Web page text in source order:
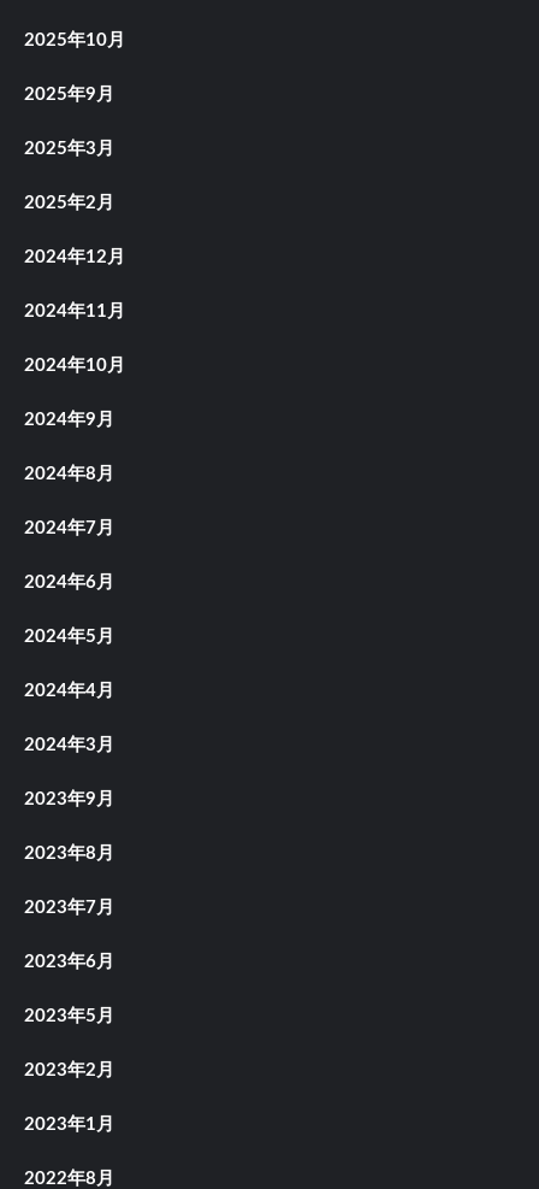
2025年10月
2025年9月
2025年3月
2025年2月
2024年12月
2024年11月
2024年10月
2024年9月
2024年8月
2024年7月
2024年6月
2024年5月
2024年4月
2024年3月
2023年9月
2023年8月
2023年7月
2023年6月
2023年5月
2023年2月
2023年1月
2022年8月